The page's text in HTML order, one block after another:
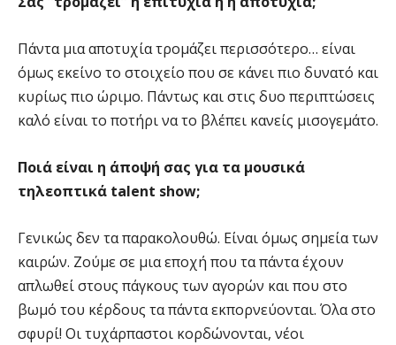
Πάντα μια αποτυχία τρομάζει περισσότερο… είναι
όμως εκείνο το στοιχείο που σε κάνει πιο δυνατό και
κυρίως πιο ώριμο. Πάντως και στις δυο περιπτώσεις
καλό είναι το ποτήρι να το βλέπει κανείς μισογεμάτο.
Ποιά είναι η άποψή σας για τα μουσικά
τηλεοπτικά talent show;
Γενικώς δεν τα παρακολουθώ. Είναι όμως σημεία των
καιρών. Ζούμε σε μια εποχή που τα πάντα έχουν
απλωθεί στους πάγκους των αγορών και που στο
βωμό του κέρδους τα πάντα εκπορνεύονται. Όλα στο
σφυρί! Οι τυχάρπαστοι κορδώνονται, νέοι